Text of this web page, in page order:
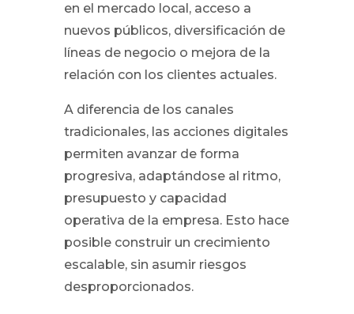
en el mercado local, acceso a
nuevos públicos, diversificación de
líneas de negocio o mejora de la
relación con los clientes actuales.
A diferencia de los canales
tradicionales, las acciones digitales
permiten avanzar de forma
progresiva, adaptándose al ritmo,
presupuesto y capacidad
operativa de la empresa. Esto hace
posible construir un crecimiento
escalable, sin asumir riesgos
desproporcionados.